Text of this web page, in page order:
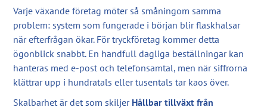
Varje växande företag möter så småningom samma
problem: system som fungerade i början blir flaskhalsar
när efterfrågan ökar. För tryckföretag kommer detta
ögonblick snabbt. En handfull dagliga beställningar kan
hanteras med e-post och telefonsamtal, men när siffrorna
klättrar upp i hundratals eller tusentals tar kaos över.
Skalbarhet är det som skiljer Hållbar tillväxt från